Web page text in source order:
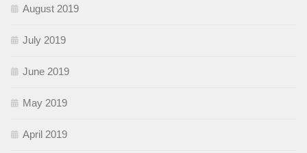
August 2019
July 2019
June 2019
May 2019
April 2019